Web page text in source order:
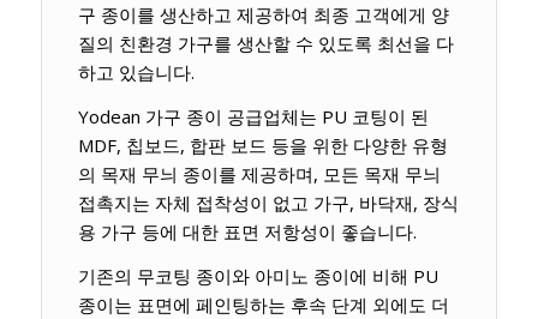
구 종이를 생산하고 제공하여 최종 고객에게 양
질의 친환경 가구를 생산할 수 있도록 최선을 다
하고 있습니다.
Yodean 가구 종이 공급업체는 PU 코팅이 된
MDF, 칩보드, 합판 보드 등을 위한 다양한 유형
의 목재 무늬 종이를 제공하며, 모든 목재 무늬
접촉지는 자체 접착성이 없고 가구, 바닥재, 장식
용 가구 등에 대한 표면 저항성이 좋습니다.
기존의 무코팅 종이와 아미노 종이에 비해 PU
종이는 표면에 페인팅하는 후속 단계 외에도 더